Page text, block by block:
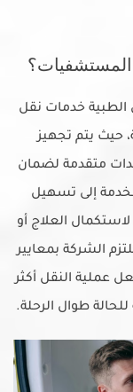
خدمات نقل
حيث يتم تجهيز
متقدمة لضمان
إلى تسهيل
العلاج أو
الشركة بمعايير
عملية النقل أكثر
طوال الرحلة.